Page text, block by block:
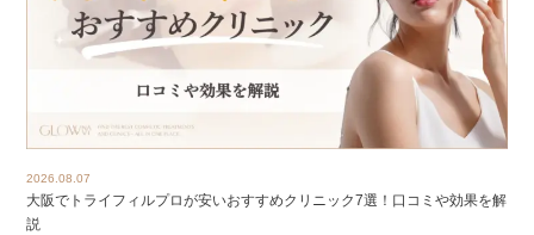
2026.08.07
大阪でトライフィルプロが安いおすすめクリニック7選！口コミや効果を解
説